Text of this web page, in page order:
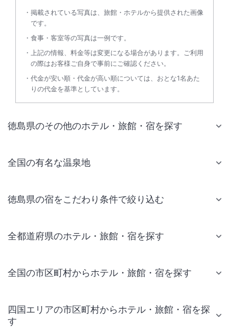
掲載されている写真は、旅館・ホテルから提供された画像
です。
食事・客室等の写真は一例です。
上記の情報、料金等は変更になる場合があります。ご利用
の際はお客様ご自身で事前にご確認ください。
代金が安い順・代金が高い順については、おとな1名あた
りの代金を基準としています。
徳島県のその他のホテル・旅館・宿を探す
全国の有名な温泉地
徳島県の宿をこだわり条件で絞り込む
全都道府県のホテル・旅館・宿を探す
全国の市区町村からホテル・旅館・宿を探す
四国エリアの市区町村からホテル・旅館・宿を探
す